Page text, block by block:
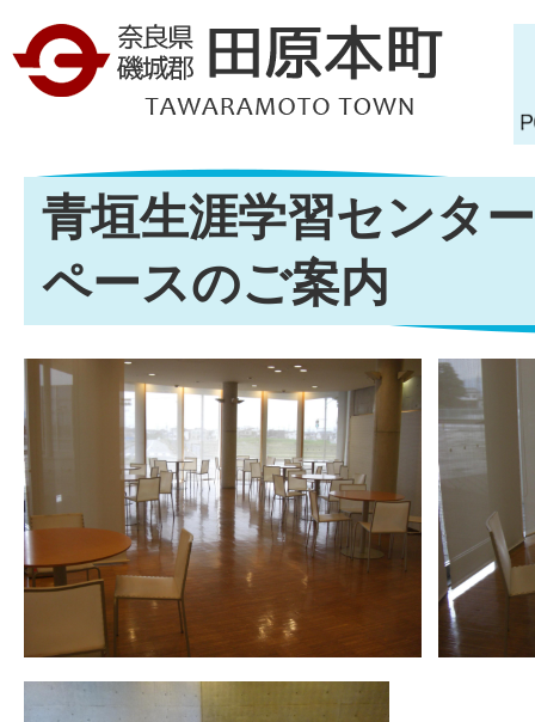
青垣生涯学習センタ
ペースのご案内